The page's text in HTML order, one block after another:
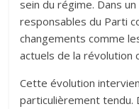
sein du régime. Dans
responsables du Parti
changements comme
actuels de la révolution
Cette évolution
particulièrement tendu.